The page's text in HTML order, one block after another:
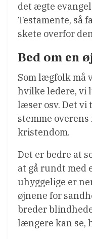
det ægte
Testamente, så
skete overfor
Bed om en
Som lægfolk må
hvilke ledere, vi
læser osv. Det vi
stemme overens
kristendom.
Det er bedre at
at gå rundt med
uhyggelige er
øjnene for
breder
længere kan se,